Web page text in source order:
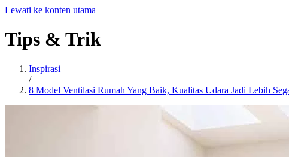
Lewati ke konten utama
Tips & Trik
Inspirasi
/
8 Model Ventilasi Rumah Yang Baik, Kualitas Udara Jadi Lebih